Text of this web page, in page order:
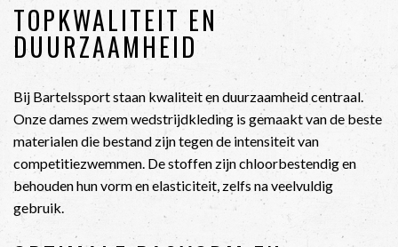
TOPKWALITEIT EN
DUURZAAMHEID
Bij Bartelssport staan kwaliteit en duurzaamheid centraal.
Onze dames zwem wedstrijdkleding is gemaakt van de beste
materialen die bestand zijn tegen de intensiteit van
competitiezwemmen. De stoffen zijn chloorbestendig en
behouden hun vorm en elasticiteit, zelfs na veelvuldig
gebruik.